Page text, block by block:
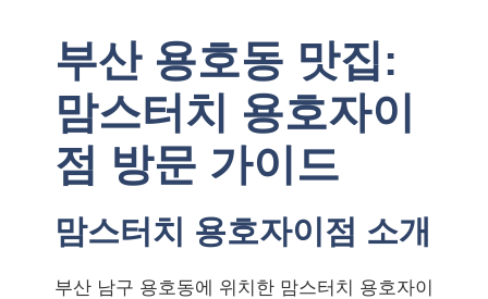
부산 용호동 맛집:
맘스터치 용호자이
점 방문 가이드
맘스터치 용호자이점 소개
부산 남구 용호동에 위치한 맘스터치 용호자이